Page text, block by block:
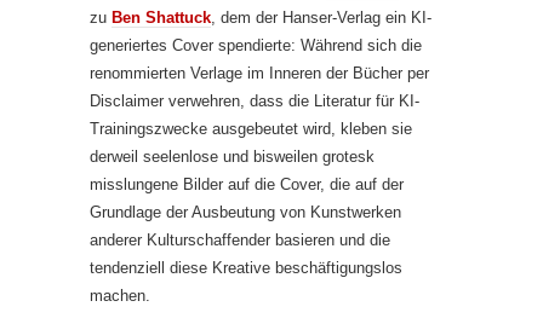
zu Ben Shattuck, dem der Hanser-Verlag ein KI-
generiertes Cover spendierte: Während sich die
renommierten Verlage im Inneren der Bücher per
Disclaimer verwehren, dass die Literatur für KI-
Trainingszwecke ausgebeutet wird, kleben sie
derweil seelenlose und bisweilen grotesk
misslungene Bilder auf die Cover, die auf der
Grundlage der Ausbeutung von Kunstwerken
anderer Kulturschaffender basieren und die
tendenziell diese Kreative beschäftigungslos
machen.